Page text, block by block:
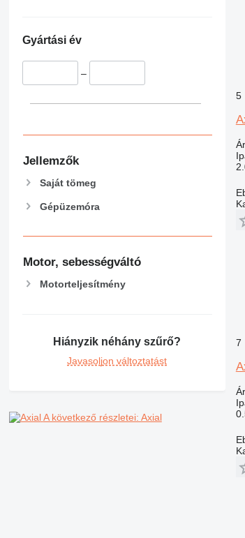
Gyártási év
–
Jellemzők
Saját tömeg
Gépüzemóra
Motor, sebességváltó
Motorteljesítmény
Hiányzik néhány szűrő?
Javasoljon változtatást
A következő részletei: Axial
5
7